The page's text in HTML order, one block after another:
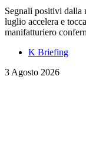
Segnali positivi
luglio accelera e
manifatturiero
K Briefing
3 Agosto 2026